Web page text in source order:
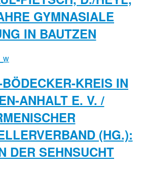
GYMNASIALE
IN BAUTZEN
KREIS IN
ANHALT E. V. /
(HG.):
DER SEHNSUCHT